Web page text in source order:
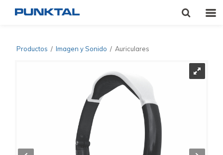
Productos / Imagen y Sonido / Auriculares